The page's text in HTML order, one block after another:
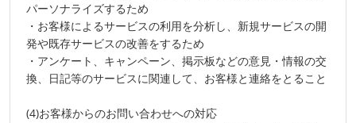
パーソナライズするため
・お客様によるサービスの利用を分析し、新規サービスの開
発や既存サービスの改善をするため
・アンケート、キャンペーン、掲示板などの意見・情報の交
換、日記等のサービスに関連して、お客様と連絡をとること
(4)お客様からのお問い合わせへの対応